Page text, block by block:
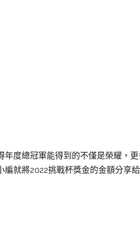
度總冠軍能得到的不僅是榮耀，更
就將2022挑戰杯獎金的金額分享